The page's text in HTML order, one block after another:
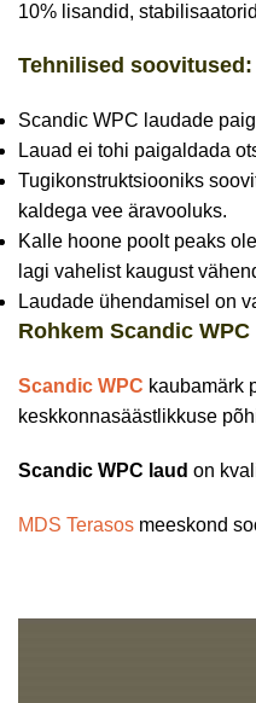
10% lisandid, stabilisaatorid
Tehnilised soovitused:
Scandic WPC laudade
Lauad ei tohi paigaldada
Tugikonstruktsiooniks
kaldega vee äravooluks.
Kalle hoone poolt peaks
lagi vahelist kaugust
Laudade ühendamisel on
Rohkem Scandic
Scandic WPC kaubamärk
keskkonnasäästlikkuse
Scandic WPC laud on
MDS Terasos meeskond